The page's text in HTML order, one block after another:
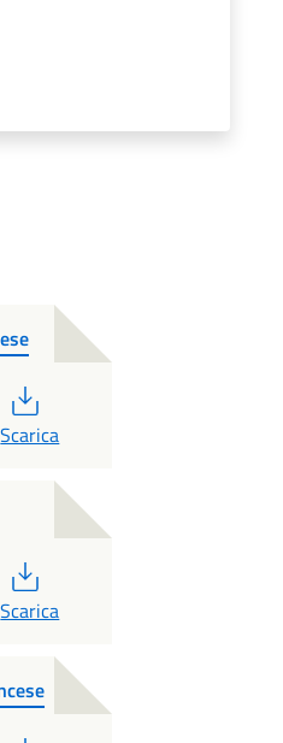
Scarica
Scarica